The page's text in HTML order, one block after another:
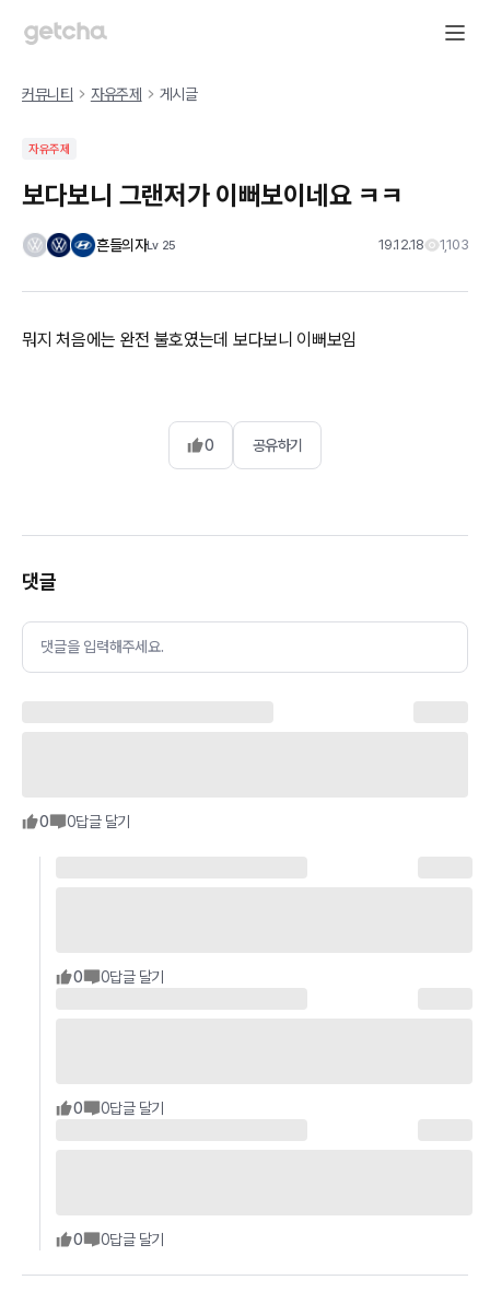
커뮤니티 자유주제 게시글
자유주제
보다보니 그랜저가 이뻐보이네요 ㅋㅋ
흔들의자Lv 25 19.12.18 1,103
뭐지 처음에는 완전 불호였는데 보다보니 이뻐보임
0 공유하기
댓글
댓글을 입력해주세요.
0 0답글 달기
0 0답글 달기
0 0답글 달기
0 0답글 달기